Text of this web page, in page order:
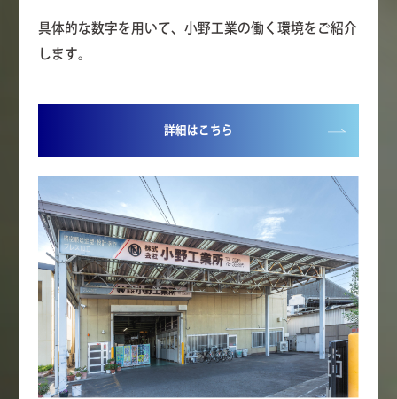
具体的な数字を用いて、小野工業の働く環境をご紹介
します。
詳細はこちら